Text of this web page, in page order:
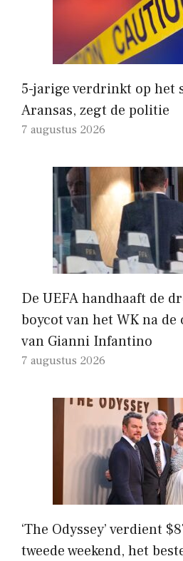
5-jarige verdrinkt op het
Aransas, zegt de politie
7 augustus 2026
De UEFA handhaaft de
boycot van het WK na
van Gianni Infantino
7 augustus 2026
‘The Odyssey’ verdient
tweede weekend, het